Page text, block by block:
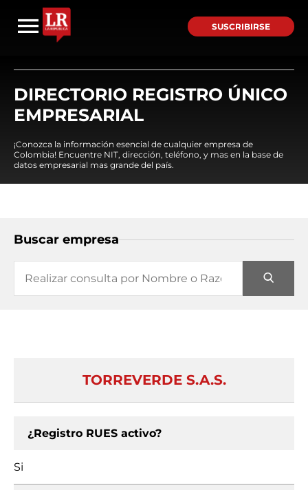
SUSCRIBIRSE
DIRECTORIO REGISTRO ÚNICO
EMPRESARIAL
¡Conozca la información esencial de cualquier empresa de
Colombia! Encuentre NIT, dirección, teléfono, y mas en la base de
datos empresarial mas grande del país.
Buscar empresa
TORREVERDE S.A.S.
¿Registro RUES activo?
Si